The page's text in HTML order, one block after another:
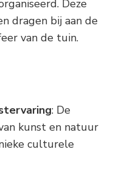
Deze
dragen bij aan de
van de tuin.
: De
kunst en natuur
culturele